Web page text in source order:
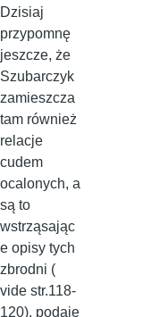
Dzisiaj
przypomnę
jeszcze, że
Szubarczyk
zamieszcza
tam również
relacje
cudem
ocalonych, a
są to
wstrząsając
e opisy tych
zbrodni (
vide str.118-
120), podaje